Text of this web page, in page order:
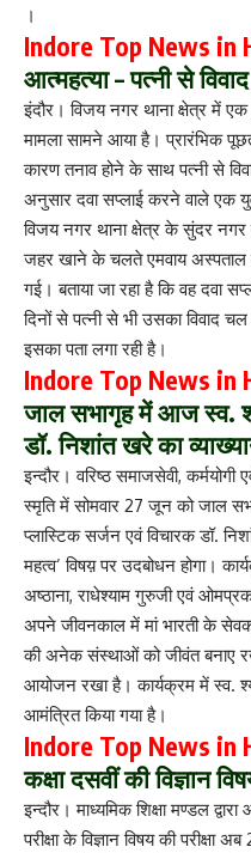
।
Indore Top News in
आत्महत्या – पत्नी से
इंदौर। विजय नगर थाना क्षेत्र में
मामला सामने आया है। प्रारंभिक
कारण तनाव होने के साथ पत्नी से
अनुसार दवा सप्लाई करने वाले एक
विजय नगर थाना क्षेत्र के सुंदर नगर
जहर खाने के चलते एमवाय अस्पताल में
गई। बताया जा रहा है कि वह दवा
दिनों से पत्नी से भी उसका विवाद
इसका पता लगा रही है।
Indore Top News in
जाल सभागृह में आज स्व.
डॉ. निशांत खरे का
इन्दौर। वरिष्ठ समाजसेवी,
स्मृति में सोमवार 27 जून को जाल
प्लास्टिक सर्जन एवं विचारक डॉ.
महत्व’ विषय़ पर उदबोधन होगा।
अष्ठाना, राधेश्याम गुरुजी एवं
अपने जीवनकाल में मां भारती के
की अनेक संस्थाओं को जीवंत बनाए
आयोजन रखा है। कार्यक्रम में स्व.
आमंत्रित किया गया है।
Indore Top News in
कक्षा दसवीं की विज्ञान
इन्दौर। माध्यमिक शिक्षा मण्डल
परीक्षा के विज्ञान विषय की परीक्षा